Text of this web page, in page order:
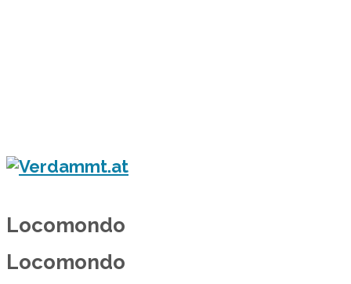
Locomondo
Locomondo